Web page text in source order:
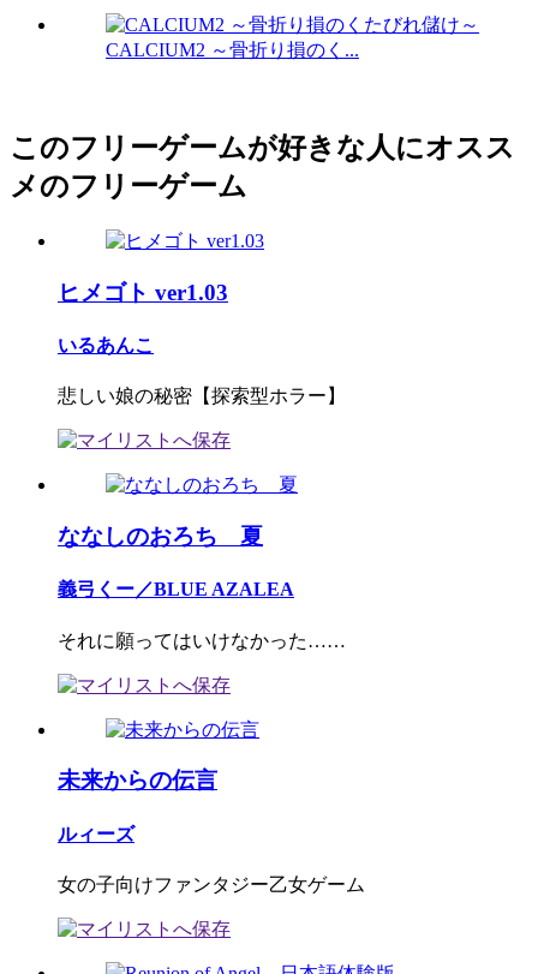
CALCIUM2 ～骨折り損のく...
このフリーゲームが好きな人にオスス
メのフリーゲーム
ヒメゴト ver1.03
いるあんこ
悲しい娘の秘密【探索型ホラー】
ななしのおろち 夏
義弓くー／BLUE AZALEA
それに願ってはいけなかった……
未来からの伝言
ルィーズ
女の子向けファンタジー乙女ゲーム